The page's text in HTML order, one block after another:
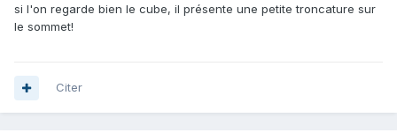
si l'on regarde bien le cube, il présente une petite troncature sur
le sommet!
Citer